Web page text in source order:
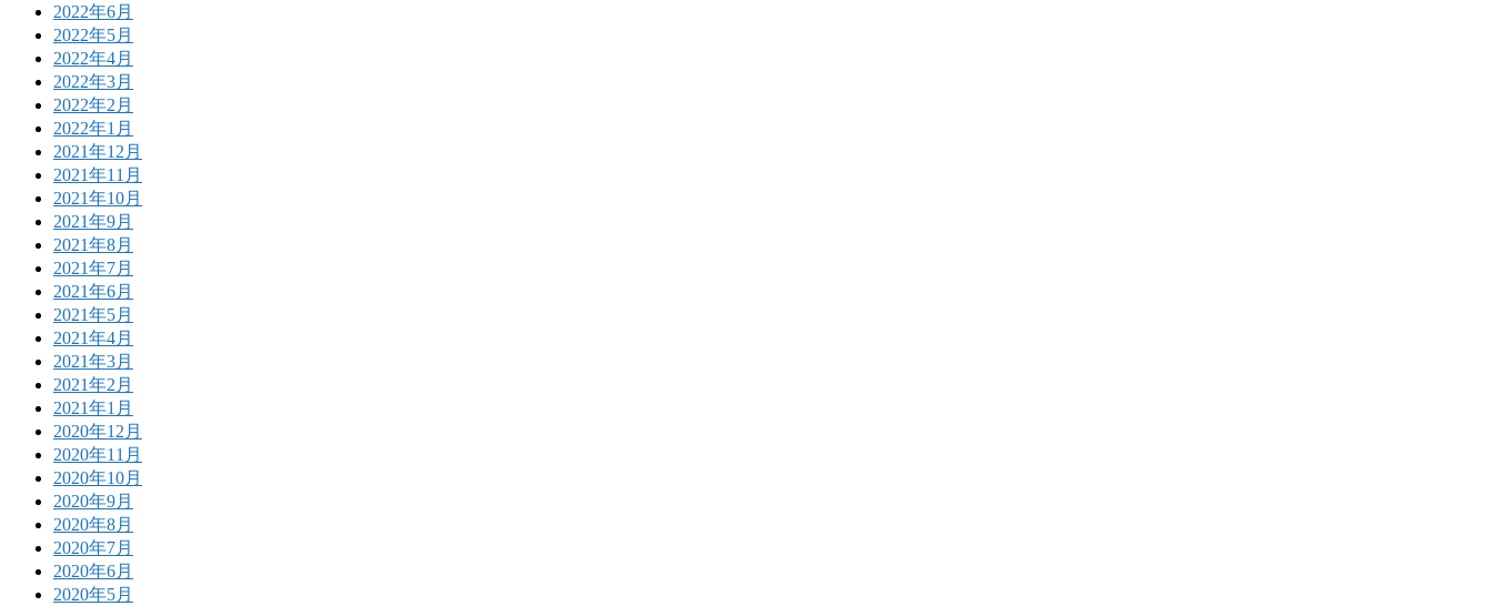
2022年6月
2022年5月
2022年4月
2022年3月
2022年2月
2022年1月
2021年12月
2021年11月
2021年10月
2021年9月
2021年8月
2021年7月
2021年6月
2021年5月
2021年4月
2021年3月
2021年2月
2021年1月
2020年12月
2020年11月
2020年10月
2020年9月
2020年8月
2020年7月
2020年6月
2020年5月